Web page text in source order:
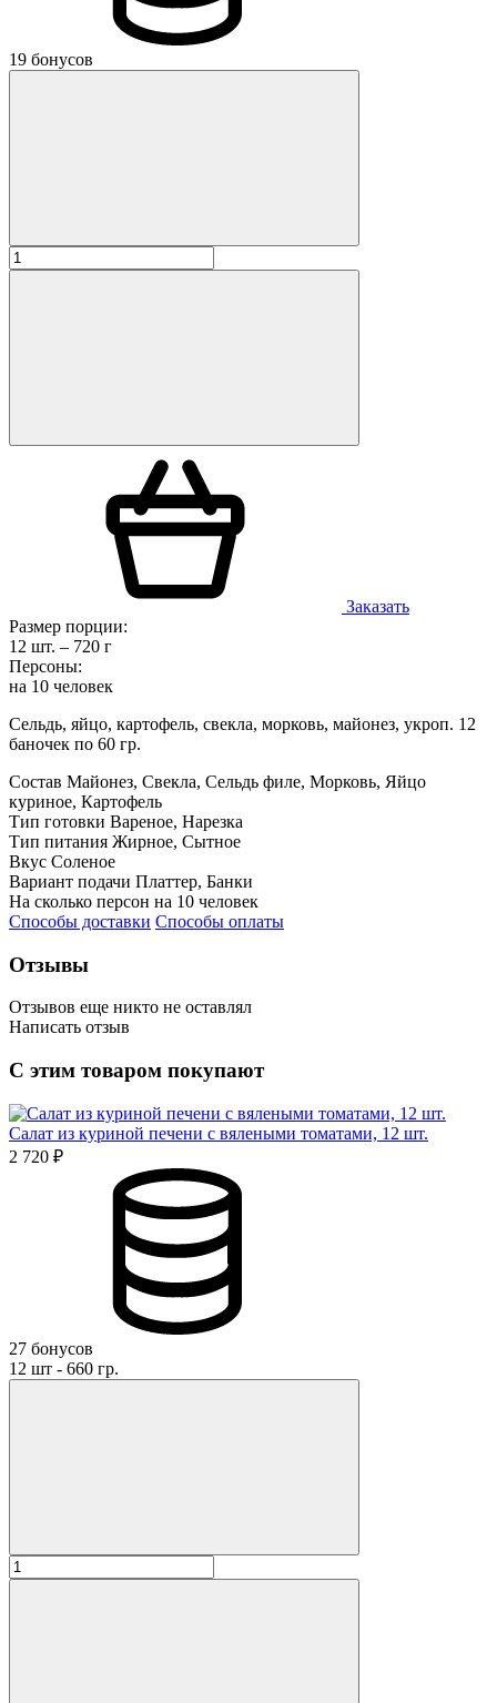
19 бонусов
Заказать
Размер порции:
12 шт. – 720 г
Персоны:
на 10 человек
Сельдь, яйцо, картофель, свекла, морковь, майонез, укроп. 12
баночек по 60 гр.
Состав Майонез, Свекла, Сельдь филе, Морковь, Яйцо
куриное, Картофель
Тип готовки Вареное, Нарезка
Тип питания Жирное, Сытное
Вкус Соленое
Вариант подачи Платтер, Банки
На сколько персон на 10 человек
Способы доставки Способы оплаты
Отзывы
Отзывов еще никто не оставлял
Написать отзыв
согласие на обработку персональных данных
соглашаюсь с политикой обработки персональных данных
согласие на публикацию моего отзыва на сайте и в
рекламных и презентационных материалах компании
Оставить отзыв
С этим товаром покупают
Салат из куриной печени с вялеными томатами, 12 шт.
2 720 ₽
27 бонусов
12 шт - 660 гр.